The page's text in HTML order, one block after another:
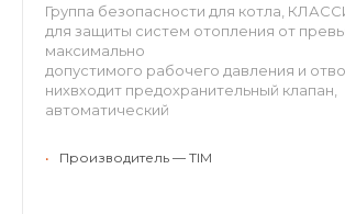
Группа безопасности для котла,
для защиты систем отопления от
максимально
допустимого рабочего давления и
нихвходит предохранительный клапан,
автоматический
• Производитель — TIM